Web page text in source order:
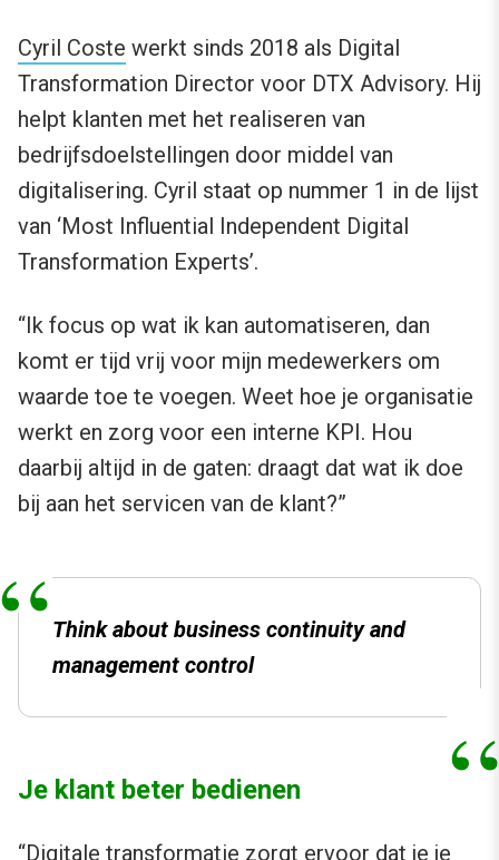
Cyril Coste werkt sinds 2018 als Digital
Transformation Director voor DTX Advisory. Hij
helpt klanten met het realiseren van
bedrijfsdoelstellingen door middel van
digitalisering. Cyril staat op nummer 1 in de lijst
van ‘Most Influential Independent Digital
Transformation Experts’.
“Ik focus op wat ik kan automatiseren, dan
komt er tijd vrij voor mijn medewerkers om
waarde toe te voegen. Weet hoe je organisatie
werkt en zorg voor een interne KPI. Hou
daarbij altijd in de gaten: draagt dat wat ik doe
bij aan het servicen van de klant?”
Think about business continuity and
management control
Je klant beter bedienen
“Digitale transformatie zorgt ervoor dat je je